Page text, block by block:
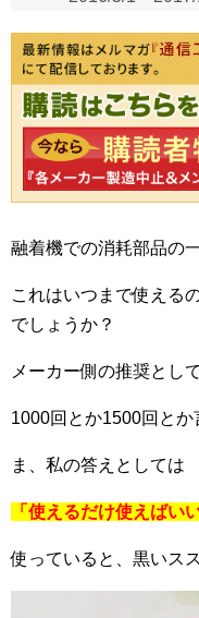
融着機での消耗部品の
これはいつまで使える
でしょうか？
メーカー側の推奨として
1000回とか1500回とか
ま、私の答えとしては
「使えるだけ使えばい
使っていると、黒いス